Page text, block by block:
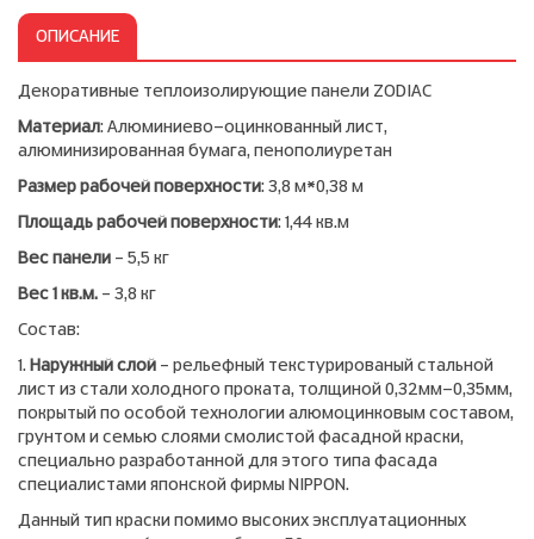
ОПИСАНИЕ
Декоративные теплоизолирующие панели ZODIAC
Материал: Алюминиево-оцинкованный лист,
алюминизированная бумага, пенополиуретан
Размер рабочей поверхности: 3,8 м*0,38 м
Площадь рабочей поверхности: 1,44 кв.м
Вес панели – 5,5 кг
Вес 1 кв.м. – 3,8 кг
Состав:
1. Наружный слой – рельефный текстурированый стальной
лист из стали холодного проката, толщиной 0,32мм-0,35мм,
покрытый по особой технологии алюмоцинковым составом,
грунтом и семью слоями смолистой фасадной краски,
специально разработанной для этого типа фасада
специалистами японской фирмы NIPPON.
Данный тип краски помимо высоких эксплуатационных